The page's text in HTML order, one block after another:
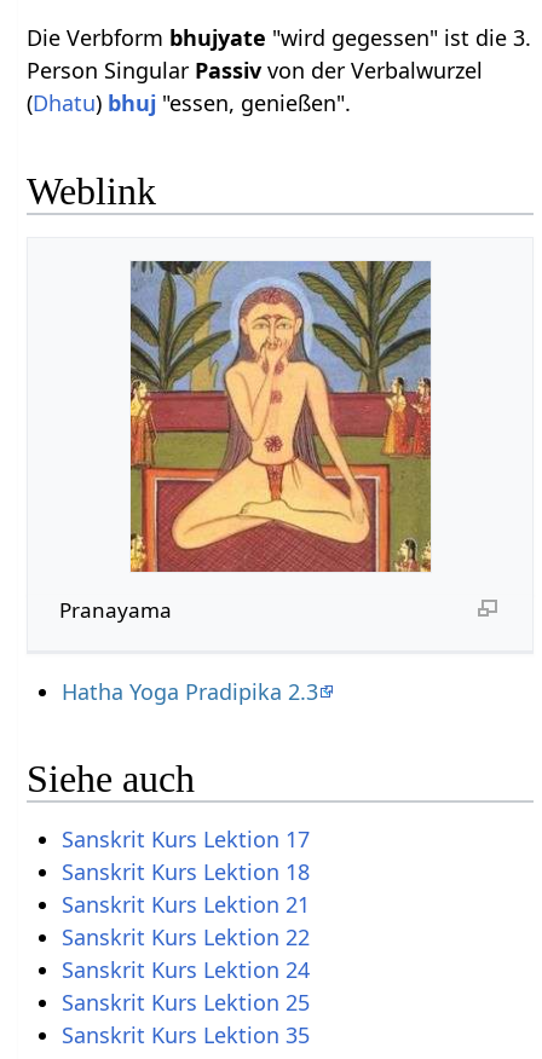
Die Verbform bhujyate "wird gegessen" ist die 3.
Person Singular Passiv von der Verbalwurzel
(Dhatu) bhuj "essen, genießen".
Weblink
Pranayama
Hatha Yoga Pradipika 2.3
Siehe auch
Sanskrit Kurs Lektion 17
Sanskrit Kurs Lektion 18
Sanskrit Kurs Lektion 21
Sanskrit Kurs Lektion 22
Sanskrit Kurs Lektion 24
Sanskrit Kurs Lektion 25
Sanskrit Kurs Lektion 35